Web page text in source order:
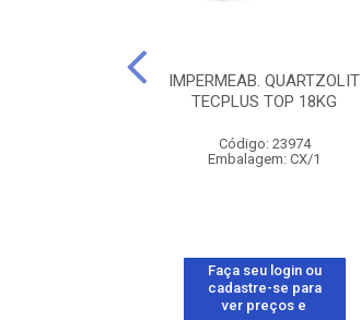
IMPERMEAB. QUARTZOLIT
TECPLUS TOP 18KG
Código: 23974
Embalagem: CX/1
Faça seu login ou
cadastre-se para
ver preços e